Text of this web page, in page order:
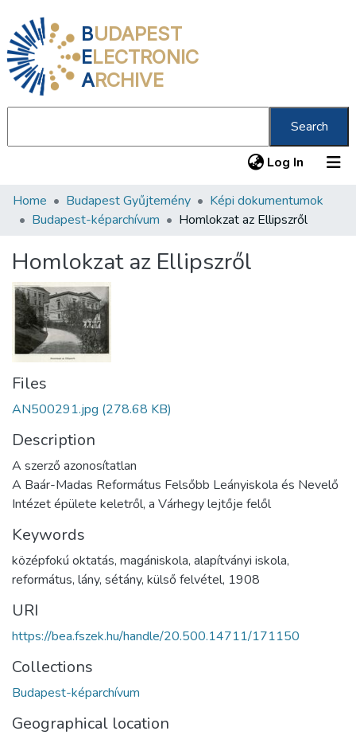
BUDAPEST
ELECTRONIC
ARCHIVE
Search
Log In (current)
Communities & Collections
Statistics
About us
Home Budapest Gyűjtemény
Képi dokumentumok
Budapest-képarchívum
Homlokzat az Ellipszről
Homlokzat az Ellipszről
Files
AN500291.jpg (278.68 KB)
Description
A szerző azonosítatlan
A Baár-Madas Református Felsőbb Leányiskola és Nevelő
Intézet épülete keletről, a Várhegy lejtője felől
Keywords
középfokú oktatás, magániskola, alapítványi iskola,
református, lány, sétány, külső felvétel, 1908
URI
https://bea.fszek.hu/handle/20.500.14711/171150
Collections
Budapest-képarchívum
Geographical location